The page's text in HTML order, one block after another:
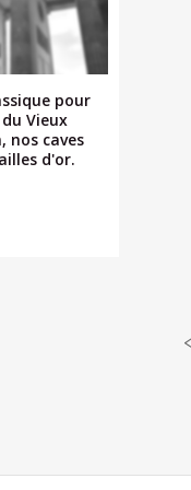
pour
Vieux
nos caves
d'or.